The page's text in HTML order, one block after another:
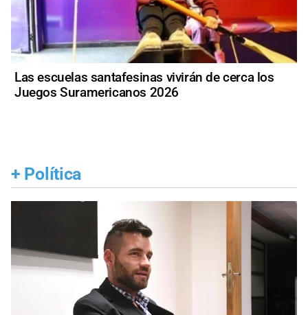
Las escuelas santafesinas vivirán de cerca los
Juegos Suramericanos 2026
+ Política